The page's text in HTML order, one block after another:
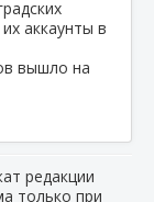
вышло на
редакции
только при